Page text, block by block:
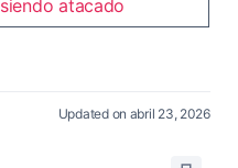
siendo atacado
Updated on abril 23, 2026